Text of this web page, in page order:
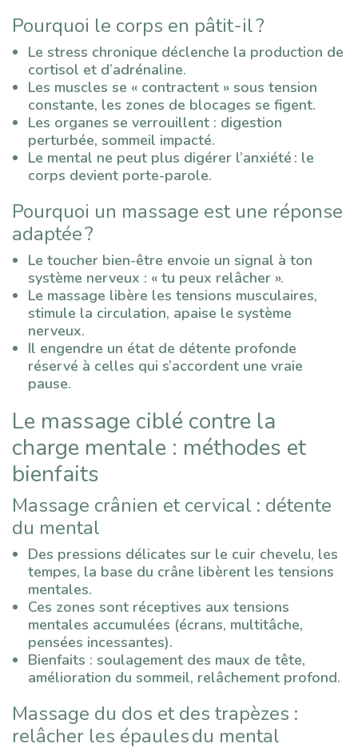
Pourquoi le corps en pâtit-il ?
Le stress chronique déclenche la production de
cortisol et d’adrénaline.
Les muscles se « contractent » sous tension
constante, les zones de blocages se figent.
Les organes se verrouillent : digestion
perturbée, sommeil impacté.
Le mental ne peut plus digérer l’anxiété : le
corps devient porte-parole.
Pourquoi un massage est une réponse
adaptée ?
Le toucher bien-être envoie un signal à ton
système nerveux : « tu peux relâcher ».
Le massage libère les tensions musculaires,
stimule la circulation, apaise le système
nerveux.
Il engendre un état de détente profonde
réservé à celles qui s’accordent une vraie
pause.
Le massage ciblé contre la
charge mentale : méthodes et
bienfaits
Massage crânien et cervical : détente
du mental
Des pressions délicates sur le cuir chevelu, les
tempes, la base du crâne libèrent les tensions
mentales.
Ces zones sont réceptives aux tensions
mentales accumulées (écrans, multitâche,
pensées incessantes).
Bienfaits : soulagement des maux de tête,
amélioration du sommeil, relâchement profond.
Massage du dos et des trapèzes :
relâcher les épaules du mental